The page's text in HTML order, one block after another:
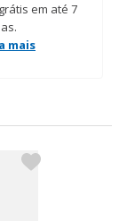
em até 7
mais